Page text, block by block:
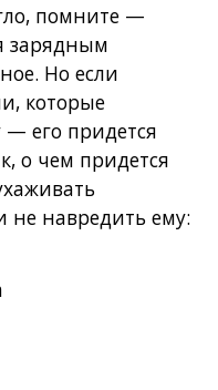
помните —
зарядным
Но если
которые
— его придется
о чем придется
не навредить ему: